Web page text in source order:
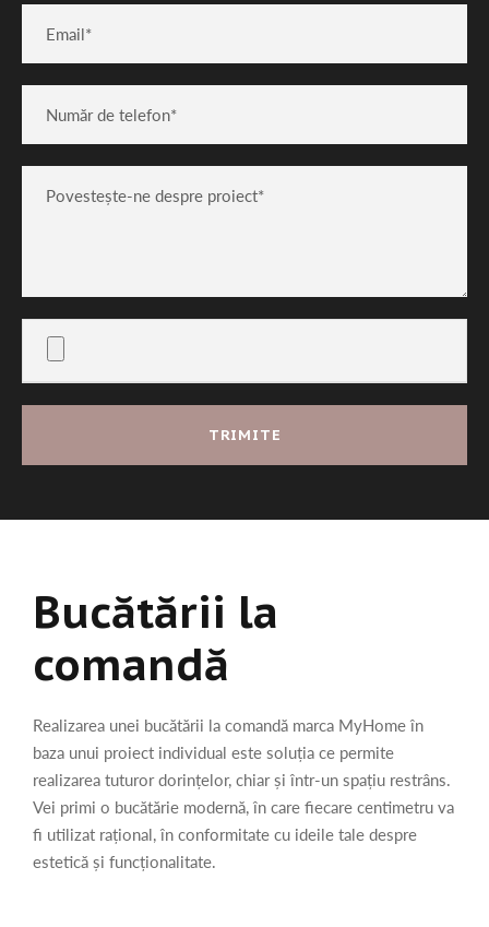
Bucătării la
comandă
Realizarea unei bucătării la comandă marca MyHome în
baza unui proiect individual este soluția ce permite
realizarea tuturor dorințelor, chiar și într-un spațiu restrâns.
Vei primi o bucătărie modernă, în care fiecare centimetru va
fi utilizat rațional, în conformitate cu ideile tale despre
estetică și funcționalitate.